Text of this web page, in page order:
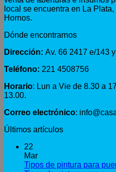
local se encuentra en La
Hornos.
Dónde encontrarnos
Dirección: Av. 66 2417 e/143
Teléfono: 221 4508756
Horario: Lun a Vie de 8.30 a
13.00.
Correo electrónico:
Últimos artículos
22
Mar
Tipos de pintura para